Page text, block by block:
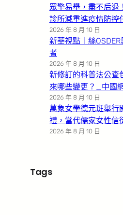
眾擎易舉，盡不后退
診所減重進疫情防控
2026 年 8 月 10 日
新華視點｜絲
者
2026 年 8 月 10 日
新修訂的科普法公查
來哪些變更？_中國
2026 年 8 月 10 日
萬象女學德元班舉行
禮，當代儒家女性信
2026 年 8 月 10 日
Tags